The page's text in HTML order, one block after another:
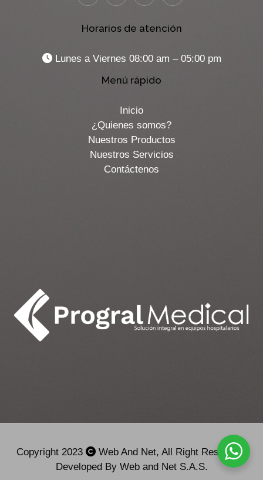
Horarios de atención
Lunes a Viernes 08:00 am – 05:00 pm
Menú rápido
Inicio
¿Quienes somos?
Nuestros Productos
Nuestros Servicios
Contáctenos
Copyright 2023
Web And Net, All Right Reserved.
Developed By Web and Net S.A.S.